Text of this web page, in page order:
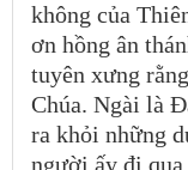
không của
ơn hồng ân
tuyên xưng
Chúa. Ngài là
ra khỏi những
người ấy đi qua